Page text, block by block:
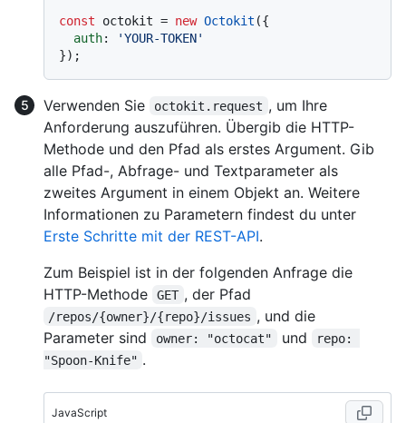
const octokit = new Octokit ({
auth:
'YOUR-TOKEN'
Verwenden Sie octokit.request , um Ihre
Anforderung auszuführen. Übergib die HTTP-
Methode und den Pfad als erstes Argument. Gib
alle Pfad-, Abfrage- und Textparameter als
zweites Argument in einem Objekt an. Weitere
Informationen zu Parametern findest du unter
Erste Schritte mit der REST-API.
Zum Beispiel ist in der folgenden Anfrage die
HTTP-Methode
GET , der Pfad
/repos/{owner}/{repo}/issues , und die
Parameter sind
owner: "octocat" und
repo:
"Spoon-Knife" .
JavaScript